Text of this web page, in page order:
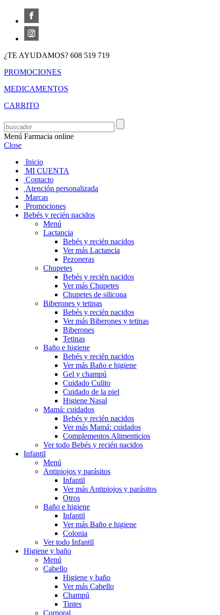
¿TE AYUDAMOS? 608 519 719
PROMOCIONES
MEDICAMENTOS
CARRITO
Menú Farmacia online
Close
Inicio
MI CUENTA
Contacto
Atención personalizada
Marcas
Promociones
Bebés y recién nacidos
Menú
Lactancia
Bebés y recién nacidos
Ver más Lactancia
Pezoneras
Chupetes
Bebés y recién nacidos
Ver más Chupetes
Chupetes de silicona
Biberones y tetinas
Bebés y recién nacidos
Ver más Biberones y tetinas
Biberones
Tetinas
Baño e higiene
Bebés y recién nacidos
Ver más Baño e higiene
Gel y champú
Cuidado Culito
Cuidado de la piel
Higiene Nasal
Mamá: cuidados
Bebés y recién nacidos
Ver más Mamá: cuidados
Complementos Alimenticios
Ver todo Bebés y recién nacidos
Infantil
Menú
Antipiojos y parásitos
Infantil
Ver más Antipiojos y parásitos
Otros
Baño e higiene
Infantil
Ver más Baño e higiene
Colonia
Ver todo Infantil
Higiene y baño
Menú
Cabello
Higiene y baño
Ver más Cabello
Champú
Tintes
Corporal